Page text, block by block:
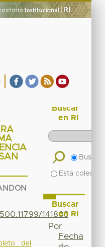
141803
del
Buscar
en RI
Buscar
Esta
Buscar
en RI
Por
Fecha